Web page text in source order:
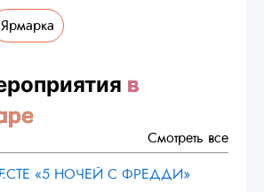
Ярмарка
в
Смотреть все